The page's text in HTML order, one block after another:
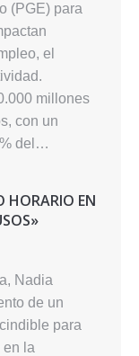
(PGE) para
el
millones
con un
del…
HORARIO EN
Nadia
de un
para
en la